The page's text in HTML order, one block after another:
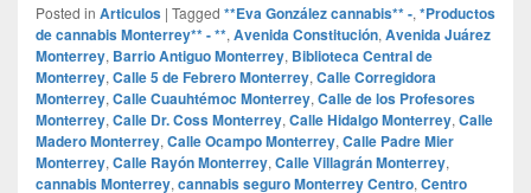
Posted in Articulos | Tagged **Eva González cannabis** -, *Productos
de cannabis Monterrey** - **, Avenida Constitución, Avenida Juárez
Monterrey, Barrio Antiguo Monterrey, Biblioteca Central de
Monterrey, Calle 5 de Febrero Monterrey, Calle Corregidora
Monterrey, Calle Cuauhtémoc Monterrey, Calle de los Profesores
Monterrey, Calle Dr. Coss Monterrey, Calle Hidalgo Monterrey, Calle
Madero Monterrey, Calle Ocampo Monterrey, Calle Padre Mier
Monterrey, Calle Rayón Monterrey, Calle Villagrán Monterrey,
cannabis Monterrey, cannabis seguro Monterrey Centro, Centro